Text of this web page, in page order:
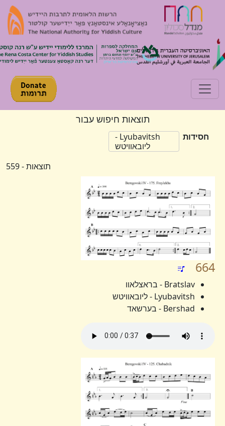
Toggle navigation
תוצאות חיפוש עבור
חסידות
Lyubavitsh -
ליובאוויטש
תוצאות - 559
664
Bratslav - בראצלאוו
Lyubavitsh - ליובאוויטש
Bershad - בערשאד